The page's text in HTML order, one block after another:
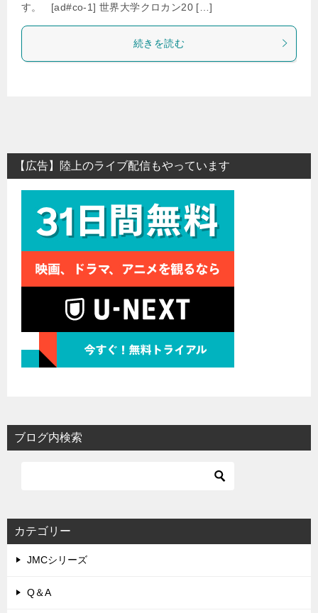
す。 [ad#co-1] 世界大学クロカン20 […]
続きを読む
【広告】陸上のライブ配信もやっています
ブログ内検索
カテゴリー
JMCシリーズ
Q＆A